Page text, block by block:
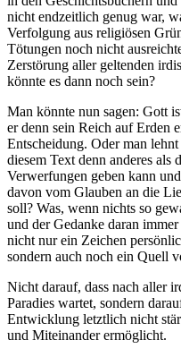
nicht endzeitlich genug war,
Verfolgung aus religiösen
Tötungen noch nicht
Zerstörung aller geltenden
könnte es dann noch sein?
Man könnte nun sagen: Gott
er denn sein Reich auf Erden
Entscheidung. Oder man
diesem Text denn anderes als
Verwerfungen geben kann
davon vom Glauben an die
soll? Was, wenn nichts so
und der Gedanke daran
nicht nur ein Zeichen
sondern auch noch ein Quell
Nicht darauf, dass nach aller
Paradies wartet, sondern
Entwicklung letztlich nicht
und Miteinander ermöglicht.